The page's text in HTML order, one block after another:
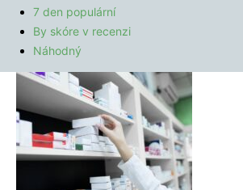
7 den populární
By skóre v recenzi
Náhodný